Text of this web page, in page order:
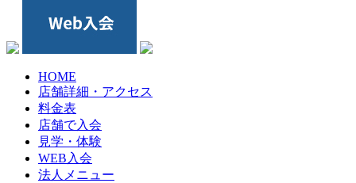
HOME
店舗詳細・アクセス
料金表
店舗で入会
見学・体験
WEB入会
法人メニュー